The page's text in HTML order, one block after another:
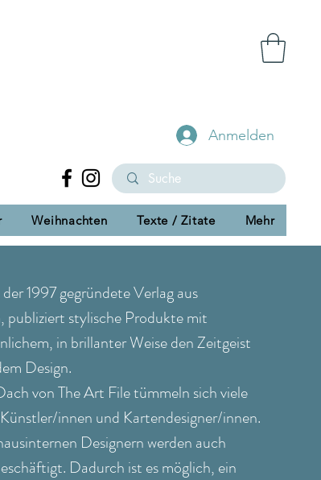
Anmelden
Weihnachten Texte / Zitate Mehr
1997 gegründete Verlag aus
publiziert stylische Produkte mit
in brillanter Weise den Zeitgeist
Design.
von The Art File tümmeln sich viele
innen und Kartendesigner/innen.
Designern werden auch
Dadurch ist es möglich, ein